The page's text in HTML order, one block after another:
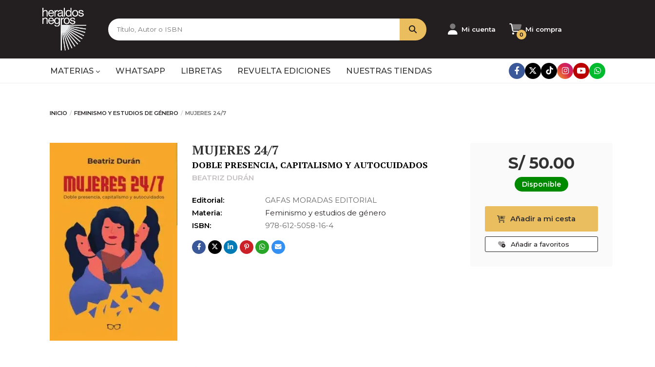
Mi cuenta Mi compra
0
MATERIAS WHATSAPP LIBRETAS REVUELTA EDICIONES NUESTRAS TIENDAS
INICIO FEMINISMO Y ESTUDIOS DE GÉNERO MUJERES 24/7
MUJERES 24/7
DOBLE PRESENCIA, CAPITALISMO Y AUTOCUIDADOS
BEATRIZ DURÁN
Editorial:
GAFAS MORADAS EDITORIAL
Materia:
Feminismo y estudios de género
ISBN:
978-612-5058-16-4
S/ 50.00
Disponible
Añadir a mi cesta
Añadir a favoritos